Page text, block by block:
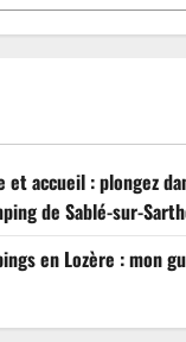
accueil : plongez
de Sablé-sur-
en Lozère : mon